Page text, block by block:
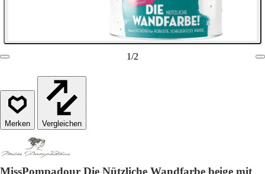
1/2
Vergleichen
MissPompadour Die Nützliche Wandfarbe beige mit